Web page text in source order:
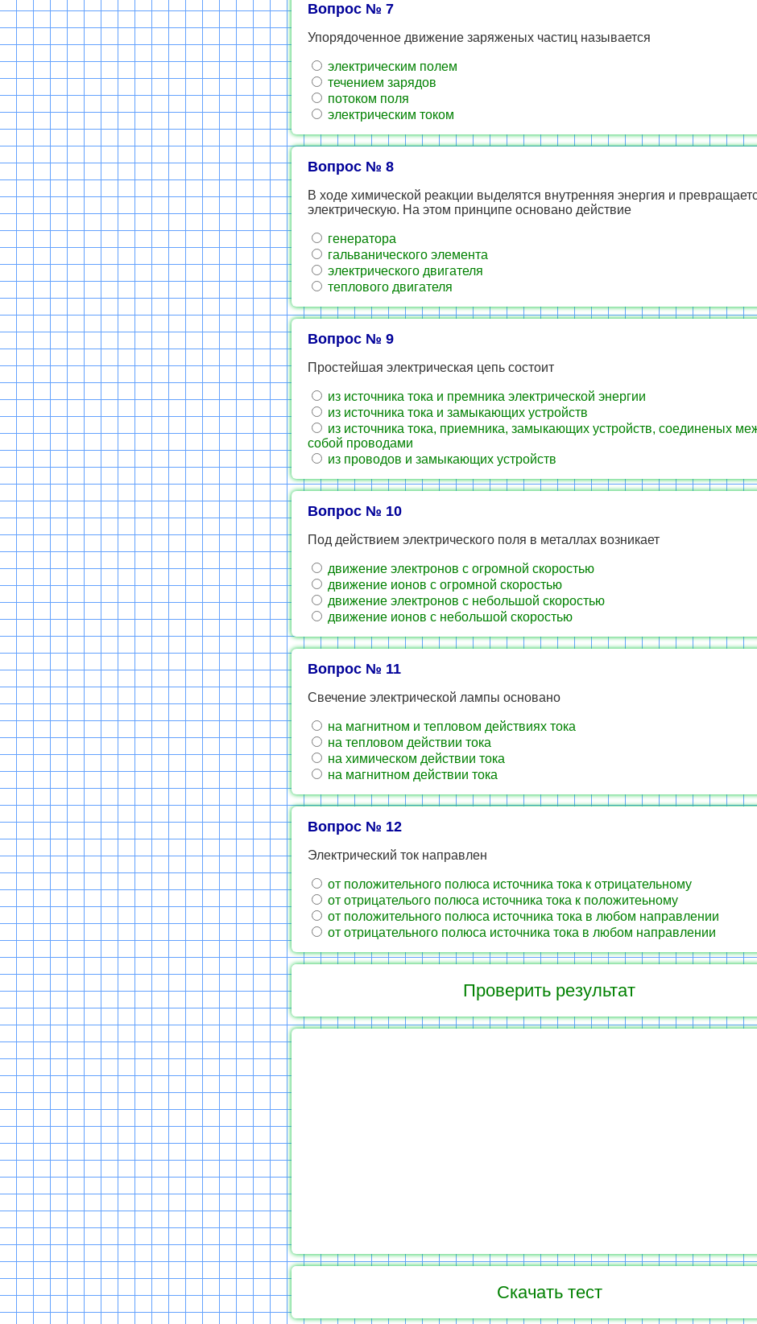
Вопрос № 7
Упорядоченное движение заряженых частиц называется
электрическим полем
течением зарядов
потоком поля
электрическим током
Вопрос № 8
В ходе химической реакции выделятся внутренняя энергия и
электрическую. На этом принципе основано действие
генератора
гальванического элемента
электрического двигателя
теплового двигателя
Вопрос № 9
Простейшая электрическая цепь состоит
из источника тока и премника электрической энергии
из источника тока и замыкающих устройств
из источника тока, приемника, замыкающих устройств, соединеных
собой проводами
из проводов и замыкающих устройств
Вопрос № 10
Под действием электрического поля в металлах возникает
движение электронов с огромной скоростью
движение ионов с огромной скоростью
движение электронов с небольшой скоростью
движение ионов с небольшой скоростью
Вопрос № 11
Свечение электрической лампы основано
на магнитном и тепловом действиях тока
на тепловом действии тока
на химическом действии тока
на магнитном действии тока
Вопрос № 12
Электрический ток направлен
от положительного полюса источника тока к отрицательному
от отрицателього полюса источника тока к положитеьному
от положительного полюса источника тока в любом направлении
от отрицательного полюса источника тока в любом направлении
Скачать тест